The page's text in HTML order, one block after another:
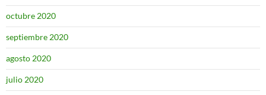
octubre 2020
septiembre 2020
agosto 2020
julio 2020